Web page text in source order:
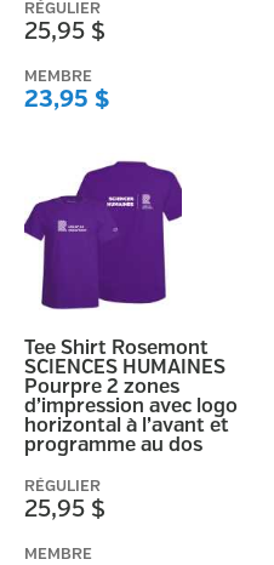
RÉGULIER
25,95 $
MEMBRE
23,95 $
Tee Shirt Rosemont
SCIENCES HUMAINES
Pourpre 2 zones
d’impression avec logo
horizontal à l’avant et
programme au dos
RÉGULIER
25,95 $
MEMBRE